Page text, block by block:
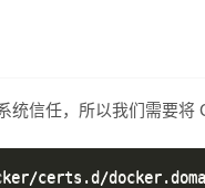
统信任，所以我们需要将
certs.d/